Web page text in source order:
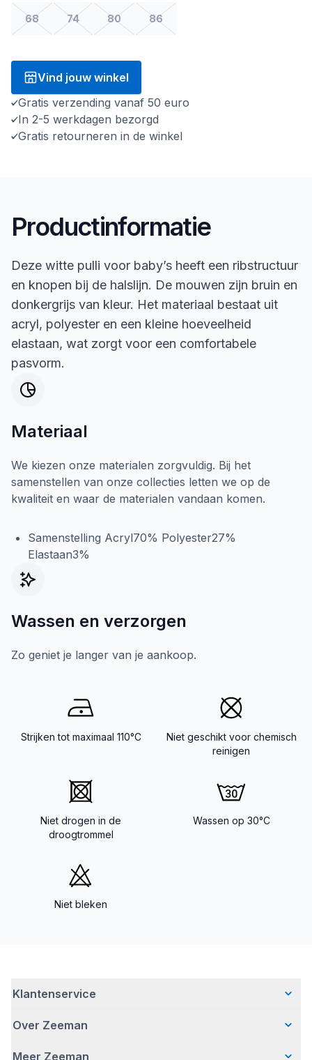
68 74 80 86
Vind jouw winkel
Gratis verzending vanaf 50 euro
In 2-5 werkdagen bezorgd
Gratis retourneren in de winkel
Productinformatie
Deze witte pulli voor baby’s heeft een ribstructuur
en knopen bij de halslijn. De mouwen zijn bruin en
donkergrijs van kleur. Het materiaal bestaat uit
acryl, polyester en een kleine hoeveelheid
elastaan, wat zorgt voor een comfortabele
pasvorm.
Materiaal
We kiezen onze materialen zorgvuldig. Bij het
samenstellen van onze collecties letten we op de
kwaliteit en waar de materialen vandaan komen.
Samenstelling Acryl70% Polyester27%
Elastaan3%
Wassen en verzorgen
Zo geniet je langer van je aankoop.
Strijken tot maximaal 110°C
Niet geschikt voor chemisch
reinigen
Niet drogen in de
droogtrommel
Wassen op 30°C
Niet bleken
Klantenservice
Veelgestelde vragen
Over Zeeman
Meer Zeeman